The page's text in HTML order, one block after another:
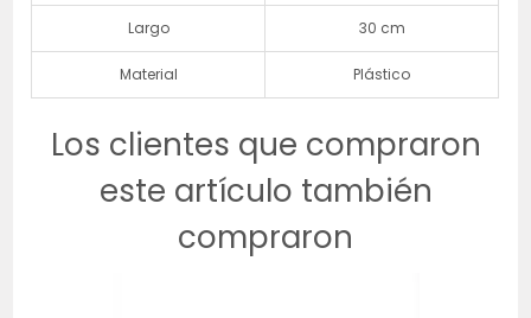
Largo 30 cm
Material Plástico
Los clientes que compraron
este artículo también
compraron